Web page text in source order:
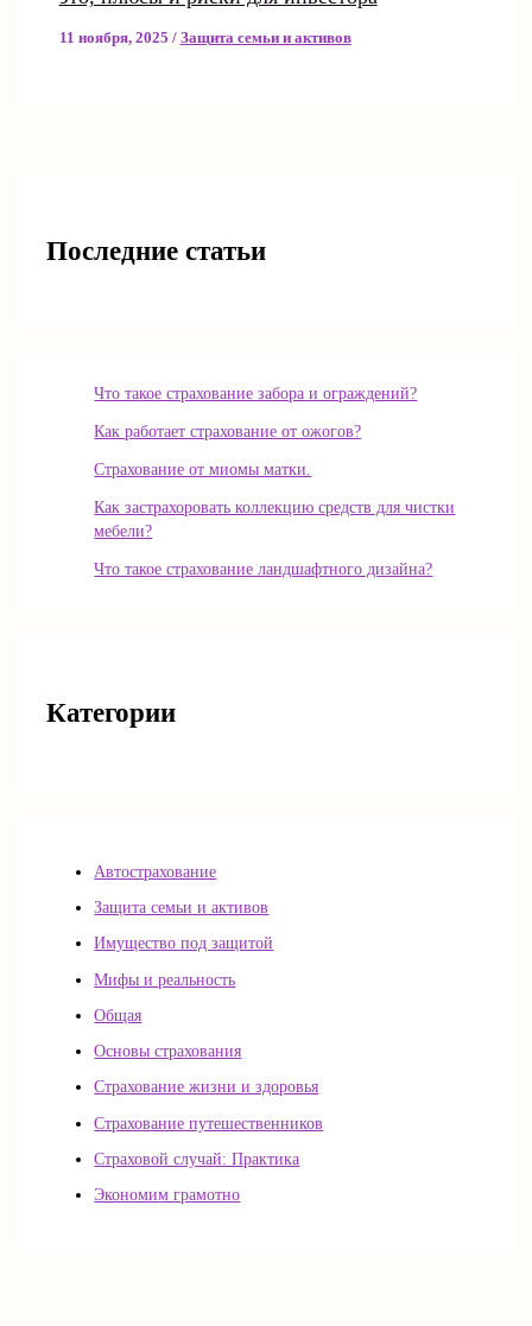
11 ноября, 2025 / Защита семьи и активов
Последние статьи
Что такое страхование забора и ограждений?
Как работает страхование от ожогов?
Страхование от миомы матки.
Как застрахоровать коллекцию средств для чистки
мебели?
Что такое страхование ландшафтного дизайна?
Категории
Автострахование
Защита семьи и активов
Имущество под защитой
Мифы и реальность
Общая
Основы страхования
Страхование жизни и здоровья
Страхование путешественников
Страховой случай: Практика
Экономим грамотно